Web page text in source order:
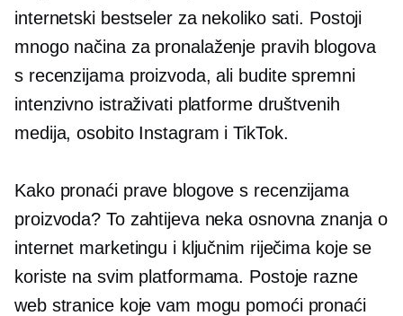
internetski bestseler za nekoliko sati. Postoji
mnogo načina za pronalaženje pravih blogova
s ​​recenzijama proizvoda, ali budite spremni
intenzivno istraživati ​​platforme društvenih
medija, osobito Instagram i TikTok.
Kako pronaći prave blogove s recenzijama
proizvoda? To zahtijeva neka osnovna znanja o
internet marketingu i ključnim riječima koje se
koriste na svim platformama. Postoje razne
web stranice koje vam mogu pomoći pronaći